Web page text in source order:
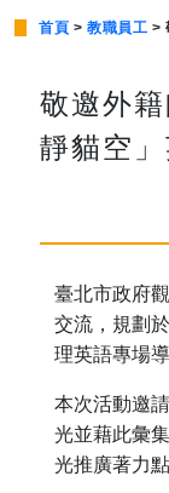
首頁 >教職員工 >
敬邀外
靜貓空
臺北市政府
交流，規劃
理英語專場
本次活動邀
光並藉此彙
光推廣著力